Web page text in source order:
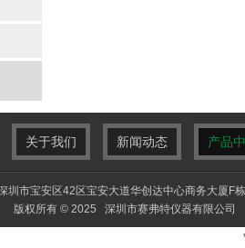
关于我们 新闻动态 产品
圳市宝安区42区宝安大道华创达中心商务大
版权所有 © 2025 深圳市赛弗特仪器有限